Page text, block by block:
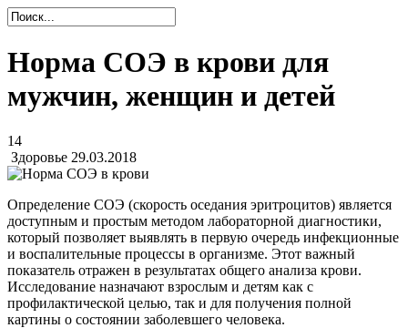
Норма СОЭ в крови для
мужчин, женщин и детей
14
Здоровье 29.03.2018
Определение СОЭ (скорость оседания эритроцитов) является
доступным и простым методом лабораторной диагностики,
который позволяет выявлять в первую очередь инфекционные
и воспалительные процессы в организме. Этот важный
показатель отражен в результатах общего анализа крови.
Исследование назначают взрослым и детям как с
профилактической целью, так и для получения полной
картины о состоянии заболевшего человека.